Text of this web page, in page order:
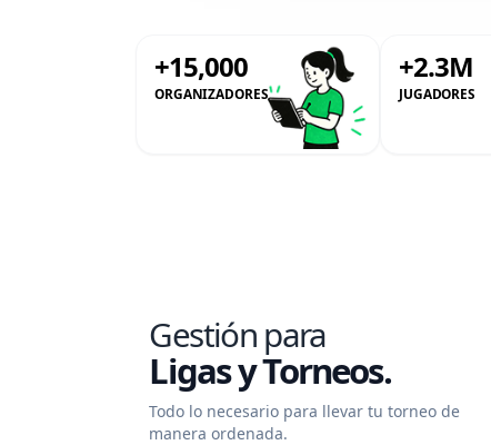
+15,000
ORGANIZADORES
+2.3M
JUGADORES
Gestión para
Ligas y Torneos.
Todo lo necesario para llevar tu torneo de
manera ordenada.